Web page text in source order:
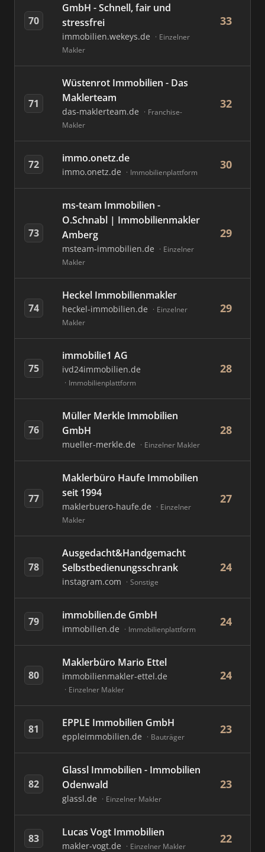
70
GmbH - Schnell, fair und
stressfrei
immobilien.wekeys.de
Einzelner
Makler
33
71
Wüstenrot Immobilien - Das
Maklerteam
das-maklerteam.de
Franchise-
Makler
32
72 immo.onetz.de
immo.onetz.de Immobilienplattform
30
73
ms-team Immobilien -
O.Schnabl | Immobilienmakler
Amberg
msteam-immobilien.de
Einzelner
Makler
29
74
Heckel Immobilienmakler
heckel-immobilien.de
Einzelner
Makler
29
75
immobilie1 AG
ivd24immobilien.de
Immobilienplattform
28
76
Müller Merkle Immobilien
GmbH
mueller-merkle.de Einzelner Makler
28
77
Maklerbüro Haufe Immobilien
seit 1994
maklerbuero-haufe.de
Einzelner
Makler
27
78
Ausgedacht&Handgemacht
Selbstbedienungsschrank
instagram.com Sonstige
24
79 immobilien.de GmbH
immobilien.de Immobilienplattform
24
80
Maklerbüro Mario Ettel
immobilienmakler-ettel.de
Einzelner Makler
24
81 EPPLE Immobilien GmbH
eppleimmobilien.de Bauträger
23
82
Glassl Immobilien - Immobilien
Odenwald
glassl.de Einzelner Makler
23
83 Lucas Vogt Immobilien
makler-vogt.de Einzelner Makler
22